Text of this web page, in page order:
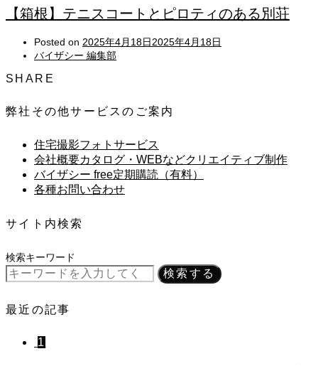
【箱根】テニスコートとピロティのある別荘
Posted on 2025年4月18日2025年4月18日
バイザシー 編集部
SHARE
弊社その他サービスのご案内
住宅撮影フォトサービス
会社概要カタログ・WEBなどクリエイティブ制作
バイザシー free定期購読（有料）
各種お問い合わせ
サイト内検索
検索キーワード
検索する
最近の記事
1